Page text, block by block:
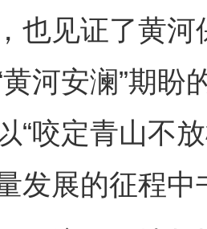
也见证了黄
黄河安澜”期
“咬定青山不
发展的征程中